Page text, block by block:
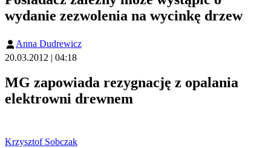
wydanie zezwolenia na wycinkę drzew
Anna Dudrewicz
20.03.2012 | 04:18
MG zapowiada rezygnację z opalania
elektrowni drewnem
Krzysztof Sobczak